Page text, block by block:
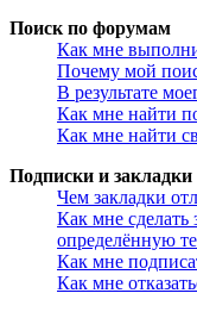
Поиск по форумам
Как мне
Почему мой
В результате
Как мне найти
Как мне найти
Подписки и закладки
Чем закладки
Как мне сделать
определённую
Как мне
Как мне